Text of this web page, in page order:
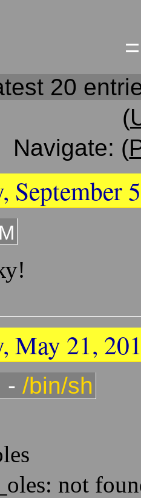
20
(
Navigate: (
September
May 21,
-/bin/sh
not